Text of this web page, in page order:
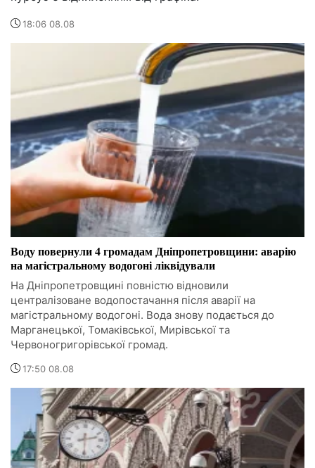
18:06 08.08
Воду повернули 4 громадам Дніпропетровщини: аварію
на магістральному водогоні ліквідували
На Дніпропетровщині повністю відновили
централізоване водопостачання після аварії на
магістральному водогоні. Вода знову подається до
Марганецької, Томаківської, Мирівської та
Червоногригорівської громад.
17:50 08.08